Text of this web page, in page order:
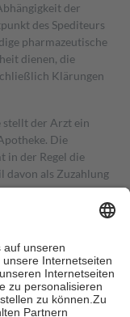
der
des Spediteurs
pharmazeutische
dienen, die
Klärungen
der Arzt ein
Die
in der Regel die
davon als Zuzahlung
in Höhe von zehn
als die tatsächlichen
Apotheken.
beträgt die
Euro je